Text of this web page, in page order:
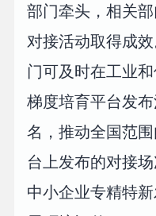
部门牵头，相关
对接活动取得成
门可及时在工业
梯度培育平台发
名，推动全国范
台上发布的对接
中小企业专精特